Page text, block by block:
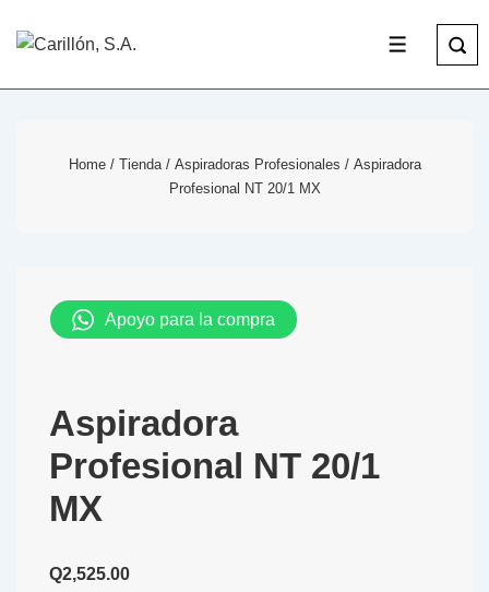
Home/ Tienda/ Aspiradoras Profesionales / Aspiradora
Profesional NT 20/1 MX
Apoyo para la compra
Aspiradora
Profesional NT 20/1
MX
Q2,525.00